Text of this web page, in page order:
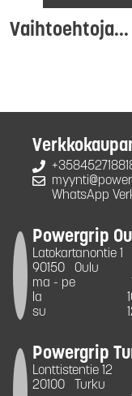
Vaihtoehtoja...
WhatsApp
Powergrip
Latokartanontie 1
90150
Oulu
ma - pe
la
su
Powergrip
Lonttistentie 12
20100
Turku